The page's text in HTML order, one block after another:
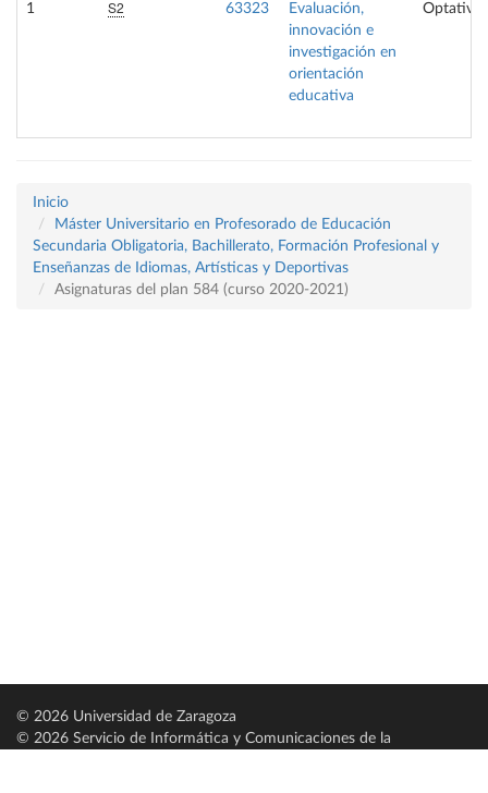
1 S2 63323
Evaluación,
innovación e
investigación en
orientación
educativa
Optativa
Inicio
Máster Universitario en Profesorado de Educación
Secundaria Obligatoria, Bachillerato, Formación Profesional y
Enseñanzas de Idiomas, Artísticas y Deportivas
Asignaturas del plan 584 (curso 2020-2021)
© 2026 Universidad de Zaragoza
© 2026 Servicio de Informática y Comunicaciones de la